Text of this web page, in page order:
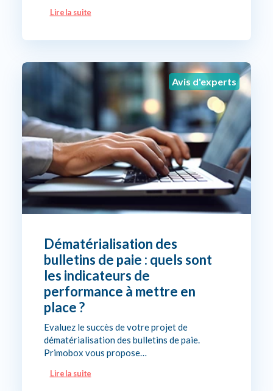
Lire la suite
Avis d'experts
Dématérialisation des
bulletins de paie : quels sont
les indicateurs de
performance à mettre en
place ?
Evaluez le succès de votre projet de
dématérialisation des bulletins de paie.
Primobox vous propose…
Lire la suite